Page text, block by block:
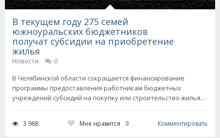
В текущем году 275 семей
южноуральских бюджетников
получат субсидии на приобретение
жилья
Новости
0
В Челябинской области сокращается финансирование
программы предоставления работникам бюджетных
учреждений субсидий на покупку или строительство жилья...
3 968 Мне нравится 0 Комментировать